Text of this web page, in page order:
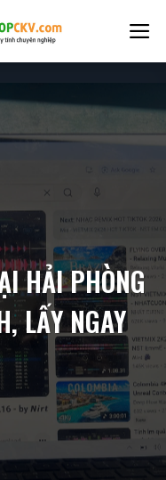
HẢI PHÒNG
LẤY NGAY